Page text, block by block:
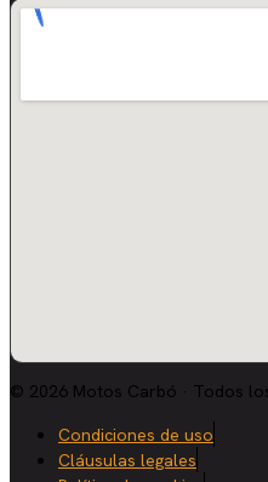
© 2026 Motos Carbó · Todos
Condiciones de uso
Cláusulas legales